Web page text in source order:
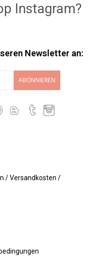
Instagram?
Newsletter an:
ABONNIEREN
/ Versandkosten /